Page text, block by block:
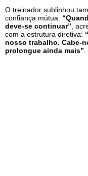
O treinador sublinhou
confiança mútua:
deve-se continuar” ,
com a estrutura diretiva:
nosso trabalho. Cabe-
prolongue ainda mais”